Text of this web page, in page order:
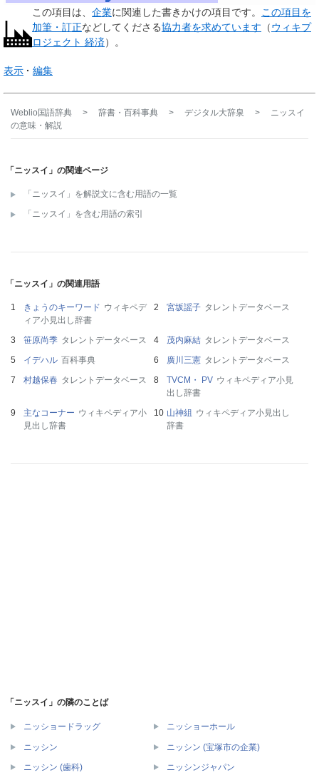
この項目は、 企業に関連した書きかけの項目 です。
この項目を
加筆・訂正などしてくださる協力者を求めています （ウィキプ
ロジェクト 経済）。
表示 編集
Weblio国語辞典 > 辞書・百科事典 > デジタル大辞泉 >
ニッスイ
の意味・解説
「ニッスイ」の関連ページ
「ニッスイ」を解説文に含む用語の一覧
「ニッスイ」を含む用語の索引
「ニッスイ」の関連用語
きょうのキーワード ウィキペデ
ィア小見出し辞書
宮坂謡子 タレントデータベース
笹原尚季 タレントデータベース 茂内麻結 タレントデータベース
イデハル 百科事典 廣川三憲 タレントデータベース
村越保春 タレントデータベース TVCM・ PV ウィキペディア小見
出し辞書
主なコーナー ウィキペディア小
見出し辞書
山神組 ウィキペディア小見出し
辞書
「ニッスイ」の隣のことば
ニッショードラッグ ニッショーホール
ニッシン ニッシン (宝塚市の企業)
ニッシン (歯科) ニッシンジャパン